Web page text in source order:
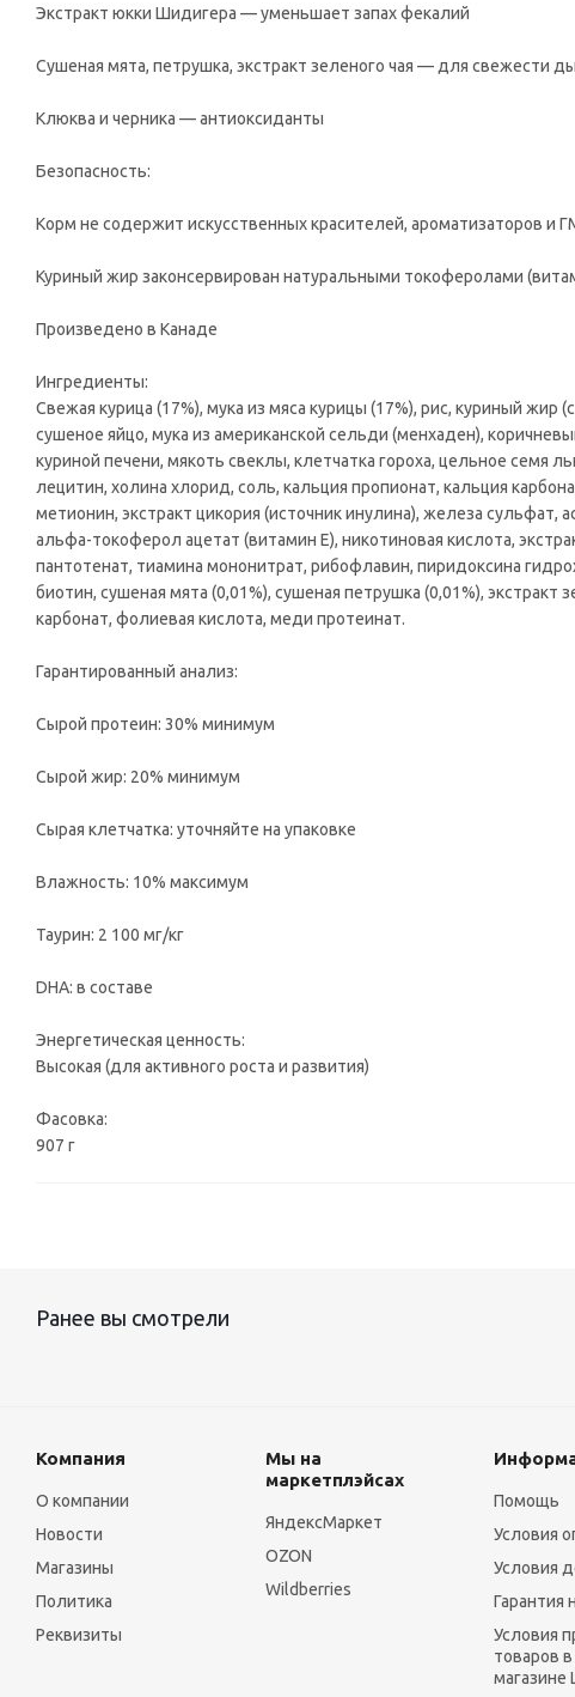
Экстракт юкки Шидигера — уменьшает запах фекалий
Сушеная мята, петрушка, экстракт зеленого чая — для свежести
Клюква и черника — антиоксиданты
Безопасность:
Корм не содержит искусственных красителей, ароматизаторов и
Куриный жир законсервирован натуральными токоферолами
Произведено в Канаде
Ингредиенты:
Свежая курица (17%), мука из мяса курицы (17%), рис, куриный
сушеное яйцо, мука из американской сельди (менхаден),
куриной печени, мякоть свеклы, клетчатка гороха, цельное семя
лецитин, холина хлорид, соль, кальция пропионат, кальция
метионин, экстракт цикория (источник инулина), железа сульфат,
альфа-токоферол ацетат (витамин Е), никотиновая кислота,
пантотенат, тиамина мононитрат, рибофлавин, пиридоксина
биотин, сушеная мята (0,01%), сушеная петрушка (0,01%), экстракт
карбонат, фолиевая кислота, меди протеинат.
Гарантированный анализ:
Сырой протеин: 30% минимум
Сырой жир: 20% минимум
Сырая клетчатка: уточняйте на упаковке
Влажность: 10% максимум
Таурин: 2 100 мг/кг
DHA: в составе
Энергетическая ценность:
Высокая (для активного роста и развития)
Фасовка:
907 г
Ранее вы смотрели
Компания
О компании
Новости
Магазины
Политика
Реквизиты
Мы на
маркетплэйсах
ЯндексМаркет
OZON
Wildberries
Помощь
Условия
Условия
Гарантия
Условия
товаров
магазине